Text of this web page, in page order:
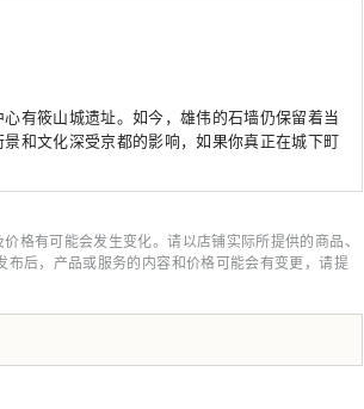
有筱山城遗址。如今，雄伟的石墙仍保留着当
和文化深受京都的影响，如果你真正在城下町
格有可能会发生变化。请以店铺实际所提供的商品、
后，产品或服务的内容和价格可能会有变更，请提